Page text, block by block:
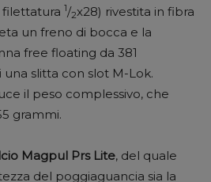
filettatura 1/2x28) rivestita in fibra
un freno di bocca e la
free floating da 381
slitta con slot M-Lok.
il peso complessivo, che
grammi.
Magpul Prs Lite, del quale
del poggiaguancia sia la